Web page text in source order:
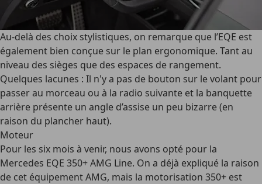
Au-delà des choix stylistiques, on remarque que l’EQE est
également bien conçue sur le plan ergonomique. Tant au
niveau des sièges que des espaces de rangement.
Quelques lacunes : Il n'y a pas de bouton sur le volant pour
passer au morceau ou à la radio suivante et la banquette
arrière présente un angle d’assise un peu bizarre (en
raison du plancher haut).
Moteur
Pour les six mois à venir, nous avons opté pour la
Mercedes EQE 350+ AMG Line. On a déjà expliqué la raison
de cet équipement AMG, mais la motorisation 350+ est